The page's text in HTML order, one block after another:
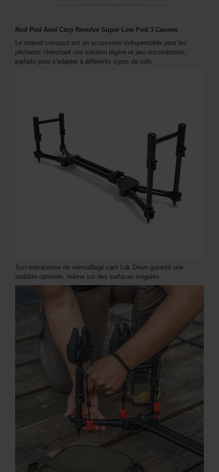
Rod Pod Avid Carp Revolve Super Low Pod 3 Cannes
Le rodpod compact est un accessoire indispensable pour les
pêcheurs cherchant une solution légère et peu encombrante,
parfaite pour s'adapter à différents types de sols.
Son mécanisme de verrouillage cam Lok Down garantit une
stabilité optimale, même sur des surfaces inégales.